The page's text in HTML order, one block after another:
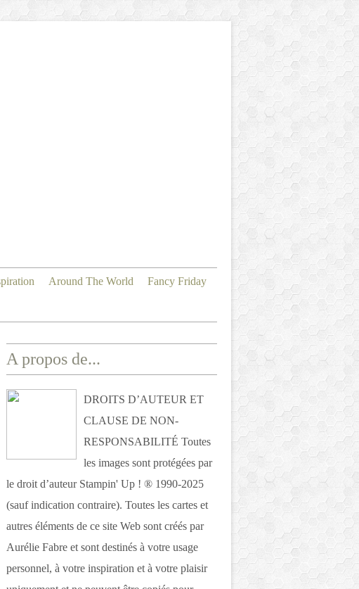
Around The World Fancy Friday
A propos de...
DROITS D’AUTEUR ET
CLAUSE DE NON-
RESPONSABILITÉ Toutes
les images sont protégées par
le droit d’auteur Stampin' Up ! ® 1990-2025
(sauf indication contraire). Toutes les cartes et
autres éléments de ce site Web sont créés par
Aurélie Fabre et sont destinés à votre usage
personnel, à votre inspiration et à votre plaisir